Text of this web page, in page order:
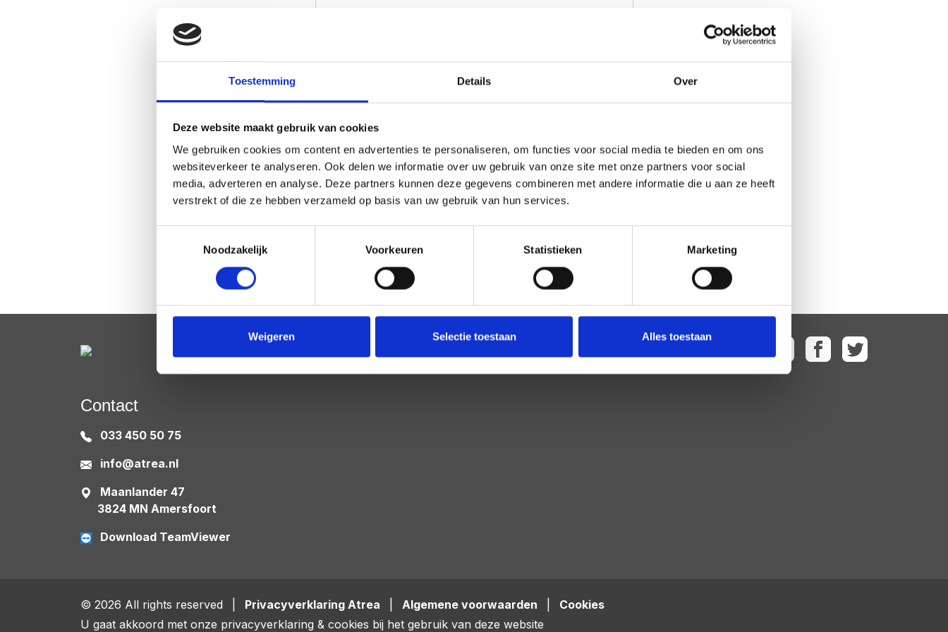
Toestemming Details Over
Deze website maakt gebruik van cookies
We gebruiken cookies om content en advertenties te personaliseren, om functies voor social media te bieden en om ons
websiteverkeer te analyseren. Ook delen we informatie over uw gebruik van onze site met onze partners voor social
media, adverteren en analyse. Deze partners kunnen deze gegevens combineren met andere informatie die u aan ze heeft
verstrekt of die ze hebben verzameld op basis van uw gebruik van hun services.
Noodzakelijk
Voorkeuren Statistieken Marketing
Weigeren Selectie toestaan Alles toestaan
Wachtwoord
Only fill in if you are not human
Aangemeld blijven
Registreren
Wachtwoord vergeten?
Contact
033 450 50 75
info@atrea.nl
Maanlander 47
3824 MN Amersfoort
Download TeamViewer
© 2026 All rights reserved Privacyverklaring Atrea Algemene voorwaarden
Cookies
U gaat akkoord met onze privacyverklaring & cookies bij het gebruik van deze website